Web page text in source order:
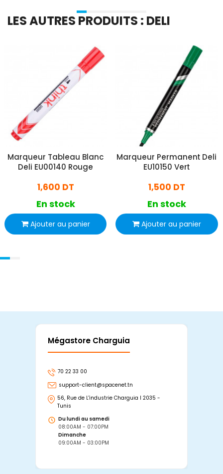
LES AUTRES PRODUITS : DELI
Marqueur Tableau Blanc
Deli EU00140 Rouge
1,600 DT
En stock
Ajouter au panier
Marqueur Permanent Deli
EU10150 Vert
1,500 DT
En stock
Ajouter au panier
Mégastore Charguia
70 22 33 00
support-client@spacenet.tn
56, Rue de L'industrie Charguia I 2035 -
Tunis
Du lundi au samedi
08:00AM - 07:00PM
Dimanche
09:00AM - 03:00PM